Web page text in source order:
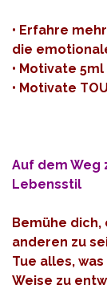
• Erfahre
die
• Motivate
• Motivate
Auf dem Weg
Lebensstil
Bemühe
anderen zu
Tue alles,
Weise zu